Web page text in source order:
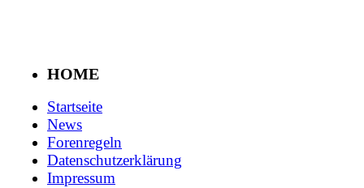
HOME
Startseite
News
Forenregeln
Datenschutzerklärung
Impressum